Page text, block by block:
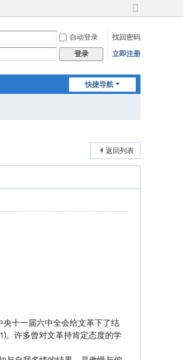
切
到
宽
自动登录
找回密码
登录 立即注册
快捷导航
返回列表
十一届六中全会给文革下了结
。许多曾对文革持肯定态度的学